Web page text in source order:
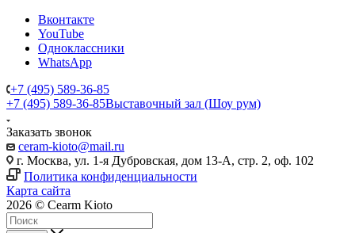
Вконтакте
YouTube
Одноклассники
WhatsApp
+7 (495) 589-36-85
+7 (495) 589-36-85Выставочный зал (Шоу рум)
Заказать звонок
ceram-kioto@mail.ru
г. Москва, ул. 1-я Дубровская, дом 13-А, стр. 2, оф. 102
Политика конфиденциальности
Карта сайта
2026 © Cearm Kioto